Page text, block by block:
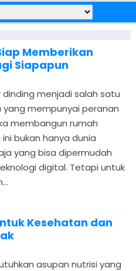
Memberikan
Siapapun
menjadi salah satu
yang mempunyai peranan
membangun rumah
bukan hanya dunia
yang bisa dipermudah
digital. Tetapi untuk
Kesehatan dan
asupan nutrisi yang